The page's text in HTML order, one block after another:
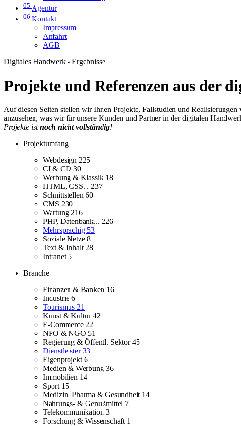
05 Agentur
06 Kontakt
Impressum
Anfahrt
AGB
Digitales Handwerk - Ergebnisse
Projekte und Referenzen aus der
Auf diesen Seiten stellen wir Ihnen Projekte, Fallstudien und
anzusehen, was wir für unsere Kunden und Partner in der digitalen
Projekte istnoch nicht vollständig!
Projektumfang
Webdesign 225
CI & CD 30
Werbung & Klassik 18
HTML, CSS... 237
Schnittstellen 60
CMS 230
Wartung 216
PHP, Datenbank... 226
Mehrsprachig 53
Soziale Netze 8
Text & Inhalt 28
Intranet 5
Branche
Finanzen & Banken 16
Industrie 6
Tourismus 21
Kunst & Kultur42
E-Commerce 22
NPO & NGO 51
Regierung & Öffentl. Sektor45
Dienstleister33
Eigenprojekt 6
Medien & Werbung 36
Immobilien 14
Sport 15
Medizin, Pharma & Gesundheit 14
Nahrungs- & Genußmittel 7
Telekommunikation 3
Forschung & Wissenschaft 1